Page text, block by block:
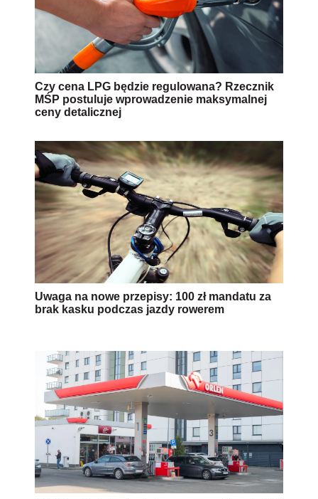
Czy cena LPG będzie regulowana? Rzecznik
MŚP postuluje wprowadzenie maksymalnej
ceny detalicznej
Uwaga na nowe przepisy: 100 zł mandatu za
brak kasku podczas jazdy rowerem